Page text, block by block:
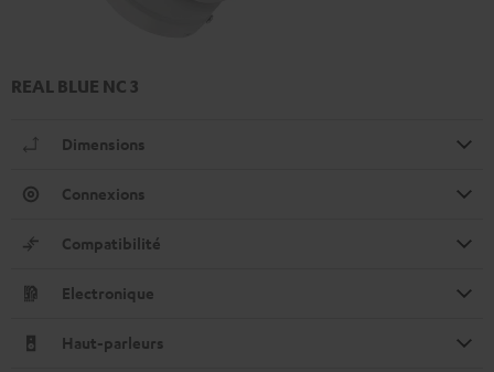
REAL BLUE NC 3
Dimensions
Connexions
Compatibilité
Electronique
Haut-parleurs